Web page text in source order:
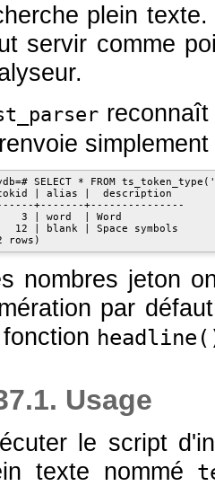
plein
servir comme
SELECT * FROM
| alias |  description
+-------+---------------
3 | word  | Word
12 | blank | Space symbols
nombres jeton
par
Usage
le script
texte nommé